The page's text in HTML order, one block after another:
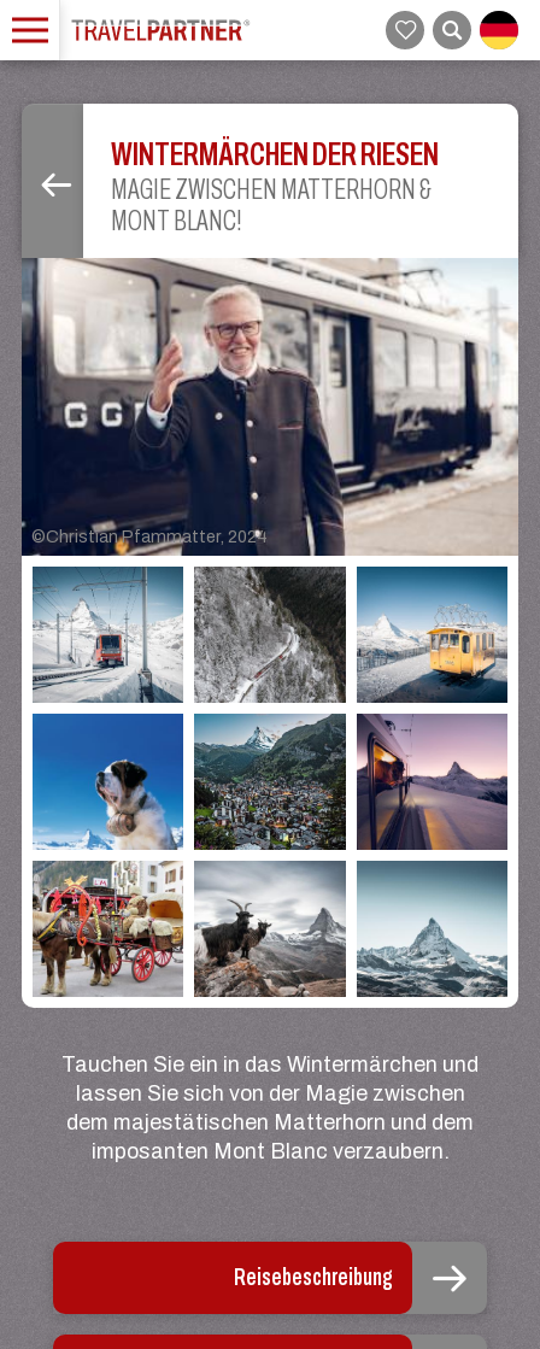
WINTERMÄRCHEN DER RIESEN
MAGIE ZWISCHEN MATTERHORN &
MONT BLANC!
©Christian Pfammatter, 2024
Tauchen Sie ein in das Wintermärchen und
lassen Sie sich von der Magie zwischen
dem majestätischen Matterhorn und dem
imposanten Mont Blanc verzaubern.
Reisebeschreibung